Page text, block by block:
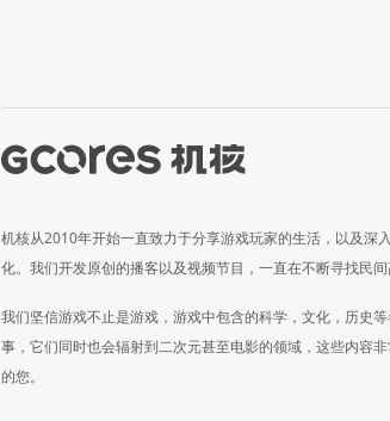
机核从2010年开始一直致力于分享游戏玩家的生活，以及深
化。我们开发原创的播客以及视频节目，一直在不断寻找民间
我们坚信游戏不止是游戏，游戏中包含的科学，文化，历史
事，它们同时也会辐射到二次元甚至电影的领域，这些内容
的您。